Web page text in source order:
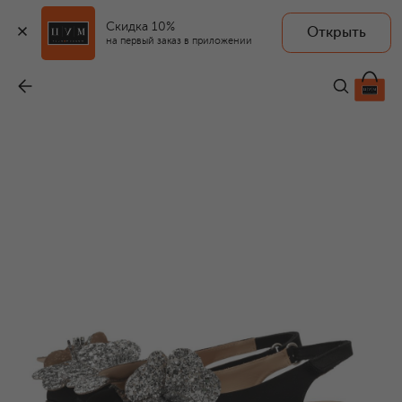
Скидка 10%
на первый заказ в приложении
Открыть